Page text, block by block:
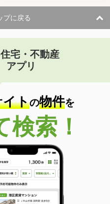
プに戻る
宅・不動産
アプリ
イトの物件を
検索！